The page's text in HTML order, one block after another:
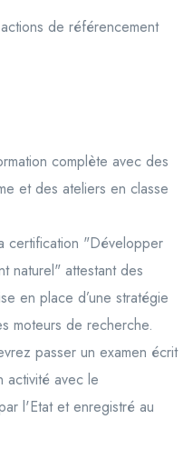
de référencement
complète avec des
et des ateliers en classe
certification "Développer
naturel" attestant des
en place d’une stratégie
moteurs de recherche.
passer un examen écrit
avec le
l'Etat et enregistré au